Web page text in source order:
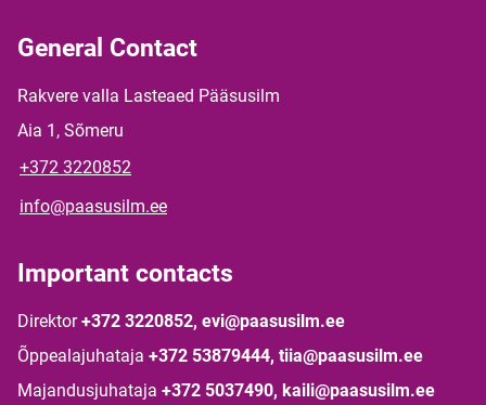
General Contact
Rakvere valla Lasteaed Pääsusilm
Aia 1, Sõmeru
+372 3220852
info@paasusilm.ee
Important contacts
Direktor +372 3220852, evi@paasusilm.ee
Õppealajuhataja +372 53879444, tiia@paasusilm.ee
Majandusjuhataja +372 5037490, kaili@paasusilm.ee